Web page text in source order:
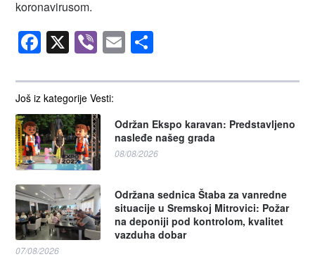
Još iz kategorije Vesti:
Održan Ekspo karavan: Predstavljeno
nasleđe našeg grada
08/08/2026
Održana sednica Štaba za vanredne
situacije u Sremskoj Mitrovici: Požar
na deponiji pod kontrolom, kvalitet
vazduha dobar
07/08/2026
koronavirusom.
Facebook
X Viber
Email